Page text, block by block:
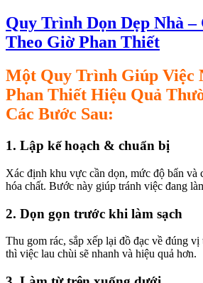
panel
panel
panel
panel
panel
panel
panel
Quy Trình Dọn Dẹp Nhà –
Theo Giờ Phan Thiết
Một Quy Trình Giúp Việc
Phan Thiết Hiệu Quả
Các Bước Sau:
1. Lập kế hoạch & chuẩn bị
Xác định khu vực cần dọn, mức độ bẩn và
hóa chất. Bước này giúp tránh việc đang
2. Dọn gọn trước khi làm sạch
Thu gom rác, sắp xếp lại đồ đạc về đúng
thì việc lau chùi sẽ nhanh và hiệu quả hơn.